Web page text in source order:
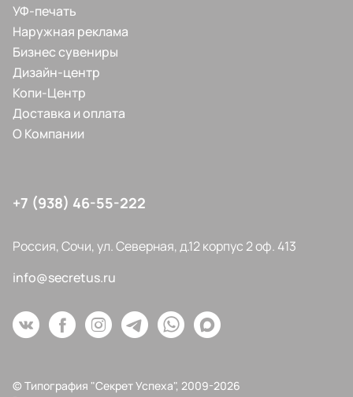
УФ-печать
Наружная реклама
Бизнес сувениры
Дизайн-центр
Копи-Центр
Доставка и оплата
О Компании
+7 (938) 46-55-222
Россия, Сочи, ул. Северная, д.12 корпус 2 оф. 413
info@secretus.ru
© Типография "Секрет Успеха", 2009-2026